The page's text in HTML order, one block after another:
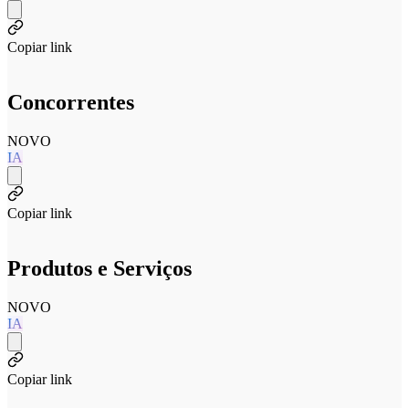
Copiar link
Concorrentes
NOVO
IA
Copiar link
Produtos e Serviços
NOVO
IA
Copiar link